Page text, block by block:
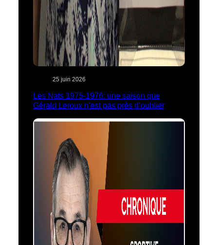
25 juin 2026
Les Nats 1975-1976: une saison que
Gérald Leroux n’est pas près d’oublier